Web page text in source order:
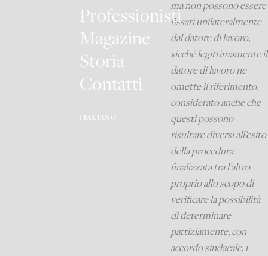
Professionisti
Magazine
Storia
Contatti
ITALIANO
ma non possono essere
fissati unilateralmente
dal datore di lavoro,
sicché legittimamente il
datore di lavoro ne
omette il riferimento,
considerato anche che
questi possono
risultare diversi all’esito
della procedura
finalizzata tra l’altro
proprio allo scopo di
verificare la possibilità
di determinare
pattiziamente, con
accordo sindacale, i